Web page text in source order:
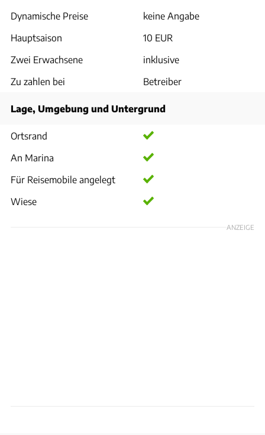
Dynamische Preise
keine Angabe
Hauptsaison
10 EUR
Zwei Erwachsene
inklusive
Zu zahlen bei
Betreiber
Lage, Umgebung und Untergrund
Ortsrand
An Marina
Für Reisemobile angelegt
Wiese
ANZEIGE